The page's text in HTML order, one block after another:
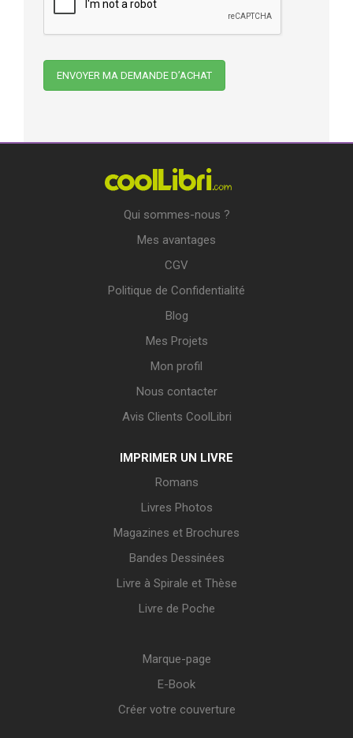
Qui sommes-nous ?
Mes avantages
CGV
Politique de Confidentialité
Blog
Mes Projets
Mon profil
Nous contacter
Avis Clients CoolLibri
IMPRIMER UN LIVRE
Romans
Livres Photos
Magazines et Brochures
Bandes Dessinées
Livre à Spirale et Thèse
Livre de Poche
Marque-page
E-Book
Créer votre couverture